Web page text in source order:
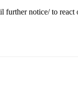
notice/ to react